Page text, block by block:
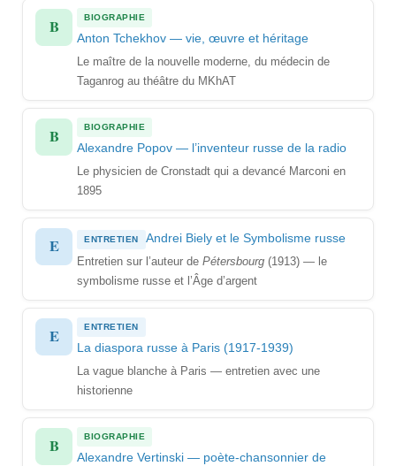
B BIOGRAPHIE
Anton Tchekhov — vie, œuvre et héritage
Le maître de la nouvelle moderne, du médecin de
Taganrog au théâtre du MKhAT
B BIOGRAPHIE
Alexandre Popov — l’inventeur russe de la radio
Le physicien de Cronstadt qui a devancé Marconi en
1895
E ENTRETIEN Andrei Biely et le Symbolisme russe
Entretien sur l’auteur de Pétersbourg (1913) — le
symbolisme russe et l’Âge d’argent
E ENTRETIEN
La diaspora russe à Paris (1917-1939)
La vague blanche à Paris — entretien avec une
historienne
B BIOGRAPHIE
Alexandre Vertinski — poète-chansonnier de